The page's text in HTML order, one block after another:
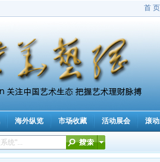
首 页
海外纵览 市场收藏 活动展会 滚